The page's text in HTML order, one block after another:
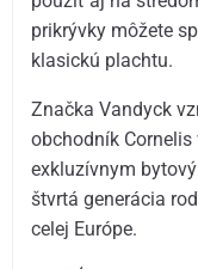
prikrývky môžete
klasickú plachtu.
Značka Vandyck
obchodník
exkluzívnym
štvrtá generácia
celej Európe.